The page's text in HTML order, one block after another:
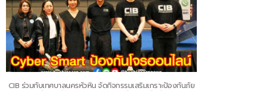
CIB ร่วมกับเทศบาลนครหัวหิน จัดกิจกรรมเสริมเกราะป้องกันภัย